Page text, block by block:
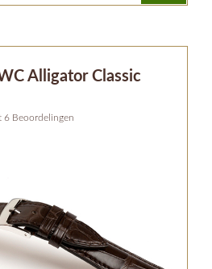
Alligator Classic
6 Beoordelingen